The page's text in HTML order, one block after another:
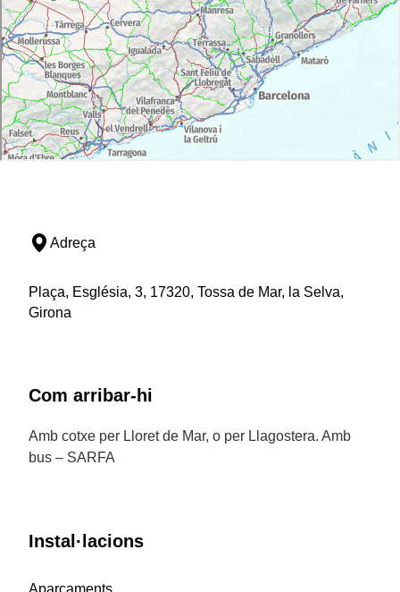
Adreça
Plaça, Església, 3, 17320, Tossa de Mar, la Selva,
Girona
Com arribar-hi
Amb cotxe per Lloret de Mar, o per Llagostera. Amb
bus – SARFA
Instal·lacions
Aparcaments